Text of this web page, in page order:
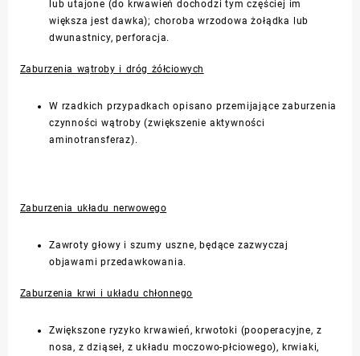
lub utajone (do krwawień dochodzi tym częściej im
większa jest dawka); choroba wrzodowa żołądka lub
dwunastnicy, perforacja.
Zaburzenia wątroby i dróg żółciowych
W rzadkich przypadkach opisano przemijające zaburzenia
czynności wątroby (zwiększenie aktywności
aminotransferaz).
Zaburzenia układu nerwowego
Zawroty głowy i szumy uszne, będące zazwyczaj
objawami przedawkowania.
Zaburzenia krwi i układu chłonnego
Zwiększone ryzyko krwawień, krwotoki (pooperacyjne, z
nosa, z dziąseł, z układu moczowo-płciowego), krwiaki,